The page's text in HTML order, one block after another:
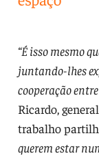
“É isso mesmo
juntando-lhes
cooperação
Ricardo,
trabalho
querem estar